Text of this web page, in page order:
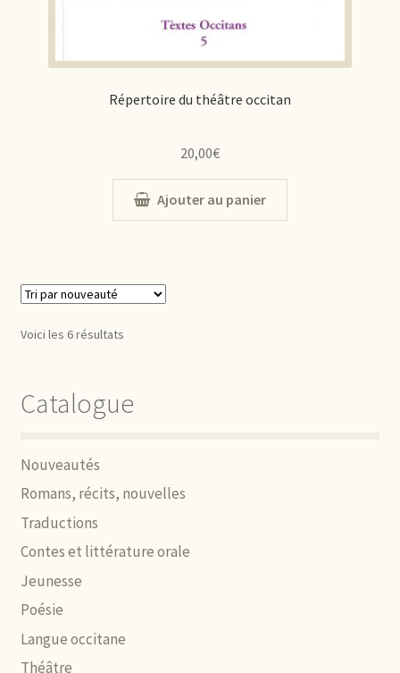
Répertoire du théâtre occitan
20,00€
Ajouter au panier
Voici les 6 résultats
Catalogue
Nouveautés
Romans, récits, nouvelles
Traductions
Contes et littérature orale
Jeunesse
Poésie
Langue occitane
Théâtre